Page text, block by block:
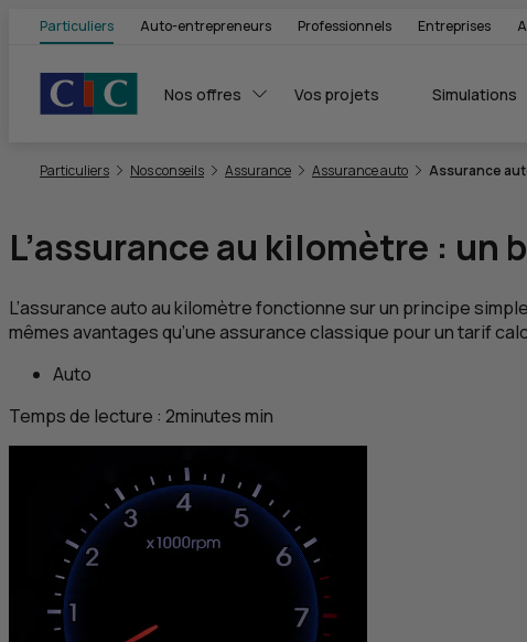
Particuliers Auto-entrepreneurs Professionnels Entreprises
Nos offres Vos projets Simulations
Particuliers Nos conseils Assurance Assurance auto Assurance
L’assurance au kilomètre : un
L’assurance auto au kilomètre fonctionne sur un principe
mêmes avantages qu’une assurance classique pour un tarif
Auto
Temps de lecture : 2minutesmin